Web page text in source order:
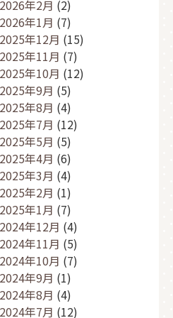
2026年2月 (2)
2026年1月 (7)
2025年12月 (15)
2025年11月 (7)
2025年10月 (12)
2025年9月 (5)
2025年8月 (4)
2025年7月 (12)
2025年5月 (5)
2025年4月 (6)
2025年3月 (4)
2025年2月 (1)
2025年1月 (7)
2024年12月 (4)
2024年11月 (5)
2024年10月 (7)
2024年9月 (1)
2024年8月 (4)
2024年7月 (12)